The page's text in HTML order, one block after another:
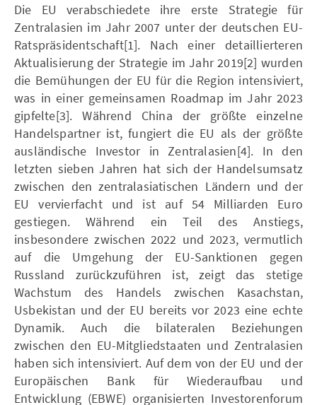
Die EU verabschiedete ihre erste Strategie für
Zentralasien im Jahr 2007 unter der deutschen EU-
Ratspräsidentschaft[1]. Nach einer detaillierteren
Aktualisierung der Strategie im Jahr 2019[2] wurden
die Bemühungen der EU für die Region intensiviert,
was in einer gemeinsamen Roadmap im Jahr 2023
gipfelte[3]. Während China der größte einzelne
Handelspartner ist, fungiert die EU als der größte
ausländische Investor in Zentralasien[4]. In den
letzten sieben Jahren hat sich der Handelsumsatz
zwischen den zentralasiatischen Ländern und der
EU vervierfacht und ist auf 54 Milliarden Euro
gestiegen. Während ein Teil des Anstiegs,
insbesondere zwischen 2022 und 2023, vermutlich
auf die Umgehung der EU-Sanktionen gegen
Russland zurückzuführen ist, zeigt das stetige
Wachstum des Handels zwischen Kasachstan,
Usbekistan und der EU bereits vor 2023 eine echte
Dynamik. Auch die bilateralen Beziehungen
zwischen den EU-Mitgliedstaaten und Zentralasien
haben sich intensiviert. Auf dem von der EU und der
Europäischen Bank für Wiederaufbau und
Entwicklung (EBWE) organisierten Investorenforum